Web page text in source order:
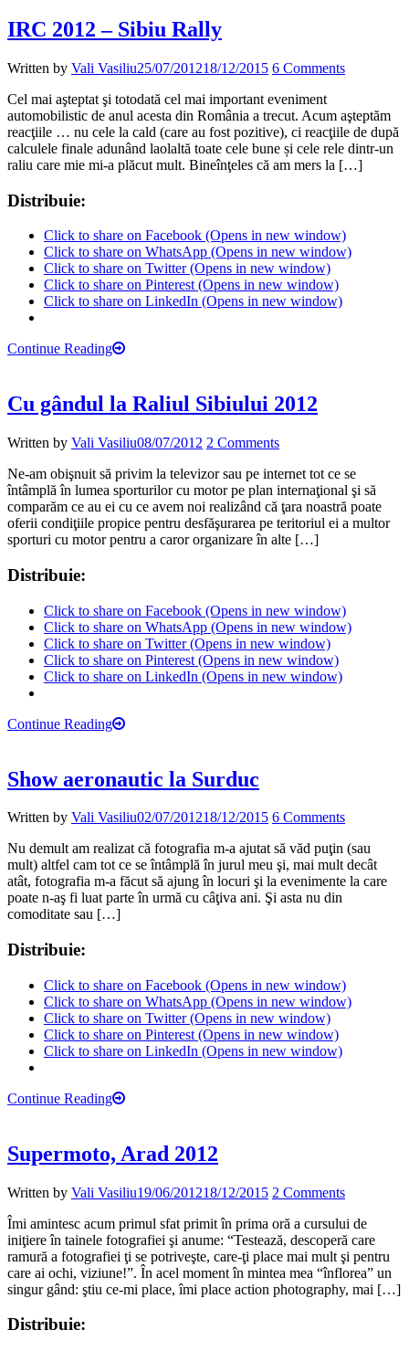
IRC 2012 – Sibiu Rally
Written by Vali Vasiliu25/07/201218/12/2015 6 Comments
Cel mai aşteptat şi totodată cel mai important eveniment
automobilistic de anul acesta din România a trecut. Acum aşteptăm
reacţiile … nu cele la cald (care au fost pozitive), ci reacţiile de după
calculele finale adunând laolaltă toate cele bune și cele rele dintr-un
raliu care mie mi-a plăcut mult. Bineînţeles că am mers la […]
Distribuie:
Click to share on Facebook (Opens in new window)
Click to share on WhatsApp (Opens in new window)
Click to share on Twitter (Opens in new window)
Click to share on Pinterest (Opens in new window)
Click to share on LinkedIn (Opens in new window)
Continue Reading
Cu gândul la Raliul Sibiului 2012
Written by Vali Vasiliu08/07/2012 2 Comments
Ne-am obişnuit să privim la televizor sau pe internet tot ce se
întâmplă în lumea sporturilor cu motor pe plan internaţional şi să
comparăm ce au ei cu ce avem noi realizând că ţara noastră poate
oferii condiţiile propice pentru desfăşurarea pe teritoriul ei a multor
sporturi cu motor pentru a caror organizare în alte […]
Distribuie:
Click to share on Facebook (Opens in new window)
Click to share on WhatsApp (Opens in new window)
Click to share on Twitter (Opens in new window)
Click to share on Pinterest (Opens in new window)
Click to share on LinkedIn (Opens in new window)
Continue Reading
Show aeronautic la Surduc
Written by Vali Vasiliu02/07/201218/12/2015 6 Comments
Nu demult am realizat că fotografia m-a ajutat să văd puţin (sau
mult) altfel cam tot ce se întâmplă în jurul meu şi, mai mult decât
atât, fotografia m-a făcut să ajung în locuri şi la evenimente la care
poate n-aş fi luat parte în urmă cu câţiva ani. Şi asta nu din
comoditate sau […]
Distribuie:
Click to share on Facebook (Opens in new window)
Click to share on WhatsApp (Opens in new window)
Click to share on Twitter (Opens in new window)
Click to share on Pinterest (Opens in new window)
Click to share on LinkedIn (Opens in new window)
Continue Reading
Supermoto, Arad 2012
Written by Vali Vasiliu19/06/201218/12/2015 2 Comments
Îmi amintesc acum primul sfat primit în prima oră a cursului de
iniţiere în tainele fotografiei şi anume: “Testează, descoperă care
ramură a fotografiei ţi se potriveşte, care-ţi place mai mult şi pentru
care ai ochi, viziune!”. În acel moment în mintea mea “înflorea” un
singur gând: ştiu ce-mi place, îmi place action photography, mai […]
Distribuie: